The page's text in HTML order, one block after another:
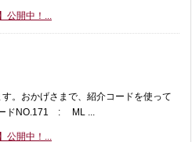
公開中！...
。おかげさまで、紹介コードを使って
ードNO.171 : ML ...
公開中！...